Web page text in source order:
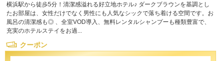
横浜駅から徒歩5分！清潔感溢れる好立地ホテル♪ ダークブラウンを基調とし
たお部屋は、女性だけでなく男性にも人気なシックで落ち着ける空間です。お
風呂の清潔感も◎ 、全室VOD導入、無料レンタルシャンプーも種類豊富で、
充実のホテルステイをお過...
クーポン